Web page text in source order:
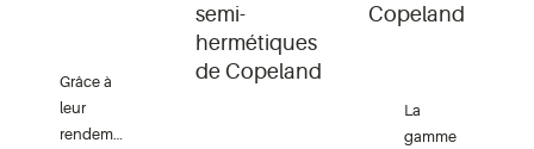
Grâce à
leur
rendement
semi-
hermétiques
de Copeland
Copeland
La
gamme